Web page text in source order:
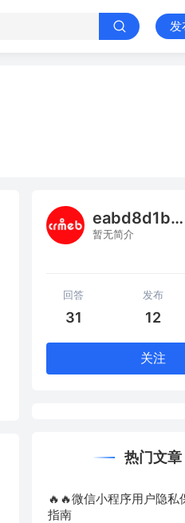
发
eabd8d1b1f4b
暂无简介
回答
31
发布
12
关注
热门文章
🔥🔥微信小程序用户隐私
指南